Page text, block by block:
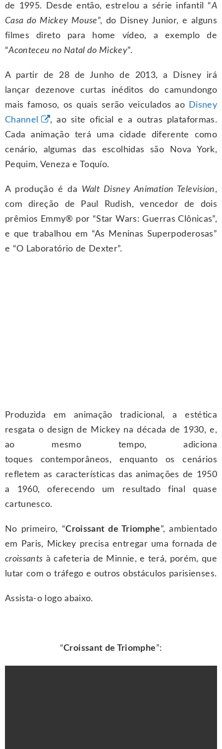
de 1995. Desde então, estrelou a série infantil “A
Casa do Mickey Mouse”, do Disney Junior, e alguns
filmes direto para home vídeo, a exemplo de
“Aconteceu no Natal do Mickey”.
A partir de 28 de Junho de 2013, a Disney irá
lançar dezenove curtas inéditos do camundongo
mais famoso, os quais serão veiculados ao
Disney
Channel
, ao site oficial e a outras plataformas.
Cada animação terá uma cidade diferente como
cenário, algumas das escolhidas são Nova York,
Pequim, Veneza e Toquío.
A produção é da Walt Disney Animation Television,
com direção de Paul Rudish, vencedor de dois
prêmios Emmy® por “Star Wars: Guerras Clônicas”,
e que trabalhou em “As Meninas Superpoderosas”
e “O Laboratório de Dexter”.
Produzida em animação tradicional, a estética
resgata o design de Mickey na década de 1930, e,
ao mesmo tempo, adiciona
toques contemporâneos, enquanto os cenários
refletem as características das animações de 1950
a 1960, oferecendo um resultado final quase
cartunesco.
No primeiro, “Croissant de Triomphe”, ambientado
em Paris, Mickey precisa entregar uma fornada de
croissants à cafeteria de Minnie, e terá, porém, que
lutar com o tráfego e outros obstáculos parisienses.
Assista-o logo abaixo.
“Croissant de Triomphe”: